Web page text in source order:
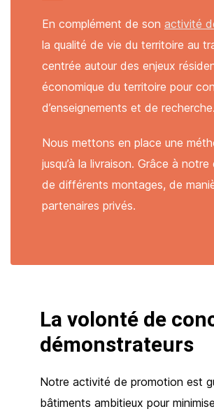
En complément de son activité
la qualité de vie du territoire au
centrée autour des enjeux
économique du territoire pour
d’enseignements et de
Nous mettons en place une
jusqu’à la livraison. Grâce à
de différents montages, de
partenaires privés.
La volonté de
démonstrateurs
Notre activité de promotion est
bâtiments ambitieux pour